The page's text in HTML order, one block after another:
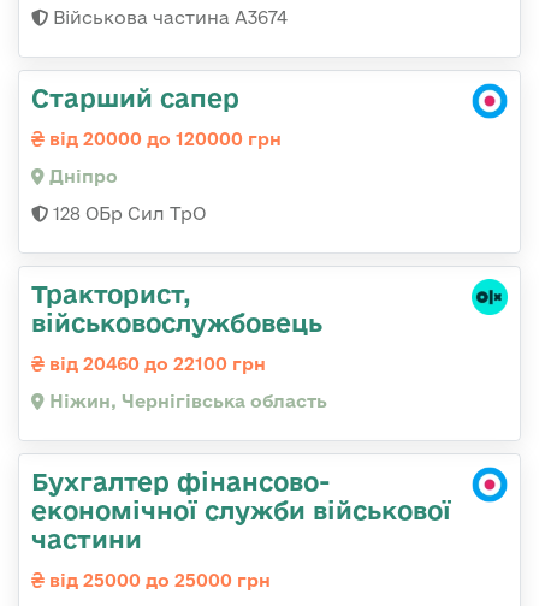
Військова частина А3674
Старший сапер
від 20000 до 120000 грн
Дніпро
128 ОБр Сил ТрО
Тракторист,
військовослужбовець
від 20460 до 22100 грн
Ніжин, Чернігівська область
Бухгалтер фінансово-
економічної служби військової
частини
від 25000 до 25000 грн